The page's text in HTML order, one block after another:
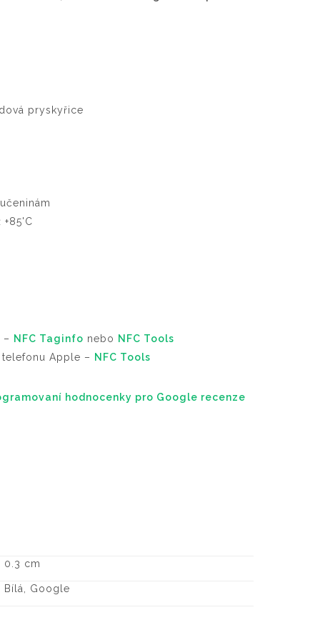
pryskyřice
– NFC Taginfo nebo NFC Tools
Apple – NFC Tools
hodnocenky pro Google recenze
0.3 cm
Bílá, Google